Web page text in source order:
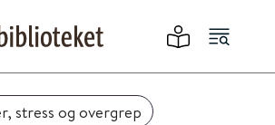
stress og overgrep